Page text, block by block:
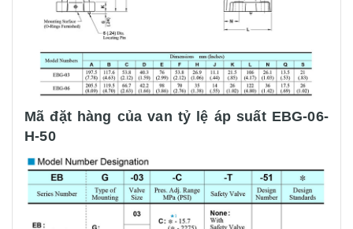
Mã đặt hàng của van tỷ lệ áp suất EBG-06-
H-50